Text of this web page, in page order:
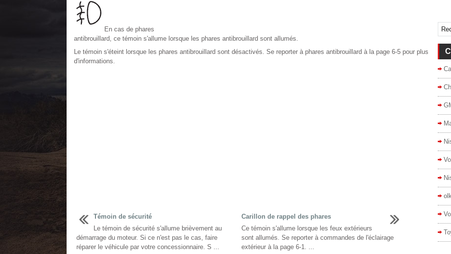
En cas de phares
antibrouillard, ce témoin s'allume lorsque les phares antibrouillard sont allumés.
Le témoin s'éteint lorsque les phares antibrouillard sont désactivés. Se reporter à phares antibrouillard à la page 6-5 pour plus
d'informations.
Témoin de sécurité
Le témoin de sécurité s'allume brièvement au
démarrage du moteur. Si ce n'est pas le cas, faire
réparer le véhicule par votre concessionnaire. S ...
Carillon de rappel des phares
Ce témoin s'allume lorsque les feux extérieurs
sont allumés. Se reporter à commandes de l'éclairage
extérieur à la page 6-1. ...